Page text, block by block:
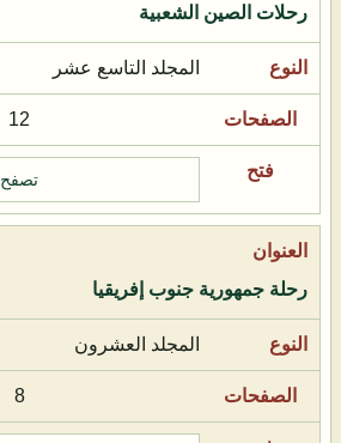
رحلات الصين الشعبية
المجلد التاسع عشر
12
تصفح
رحلة جمهورية جنوب إفريقيا
المجلد العشرون
8